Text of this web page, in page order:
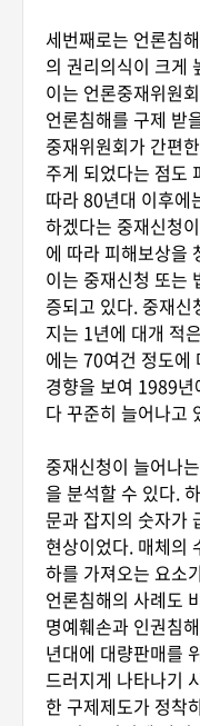
세번째로는 언론침
의 권리의식이 크게
이는 언론중재위원
언론침해를 구제 받
중재위원회가 간편
주게 되었다는 점도
따라 80년대 이후에
하겠다는 중재신청
에 따라 피해보상을
이는 중재신청 또는
증되고 있다. 중재
지는 1년에 대개 적
에는 70여건 정도에
경향을 보여 1989
다 꾸준히 늘어나고
중재신청이 늘어나
을 분석할 수 있다.
문과 잡지의 숫자가
현상이었다. 매체의
하를 가져오는 요소
언론침해의 사례도
명예훼손과 인권침
년대에 대량판매를
드러지게 나타나기
한 구제제도가 정착